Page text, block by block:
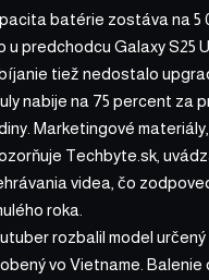
batérie zostáva na 5
u predchodcu Galaxy S25
tiež nedostalo
nabije na 75 percent za
Marketingové
Techbyte.sk,
videa, čo
roka.
rozbalil model
vo Vietname. Balenie